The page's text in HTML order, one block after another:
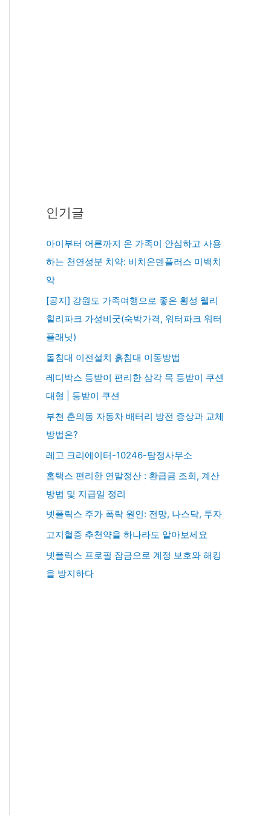
인기글
아이부터 어른까지 온 가족이 안심하고 사용
하는 천연성분 치약: 비치온덴플러스 미백치
약
[공지] 강원도 가족여행으로 좋은 횡성 웰리
힐리파크 가성비굿(숙박가격, 워터파크 워터
플래닛)
돌침대 이전설치 흙침대 이동방법
레디박스 등받이 편리한 삼각 목 등받이 쿠션
대형 | 등받이 쿠션
부천 춘의동 자동차 배터리 방전 증상과 교체
방법은?
레고 크리에이터-10246-탐정사무소
홈택스 편리한 연말정산 : 환급금 조회, 계산
방법 및 지급일 정리
넷플릭스 주가 폭락 원인: 전망, 나스닥, 투자
고지혈증 추천약을 하나라도 알아보세요
넷플릭스 프로필 잠금으로 계정 보호와 해킹
을 방지하다